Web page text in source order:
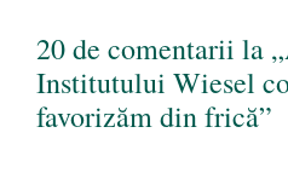
20 de comentarii la
Institutului Wiesel
favorizăm din frică”